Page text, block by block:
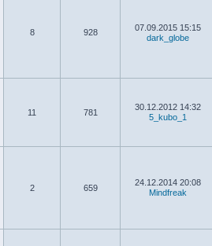
8 928
07.09.2015 15:15
dark_globe
11 781
30.12.2012 14:32
5_kubo_1
2 659
24.12.2014 20:08
Mindfreak